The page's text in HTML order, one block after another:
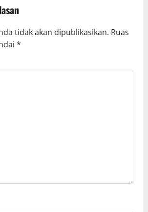
tidak akan dipublikasikan. Ruas
*